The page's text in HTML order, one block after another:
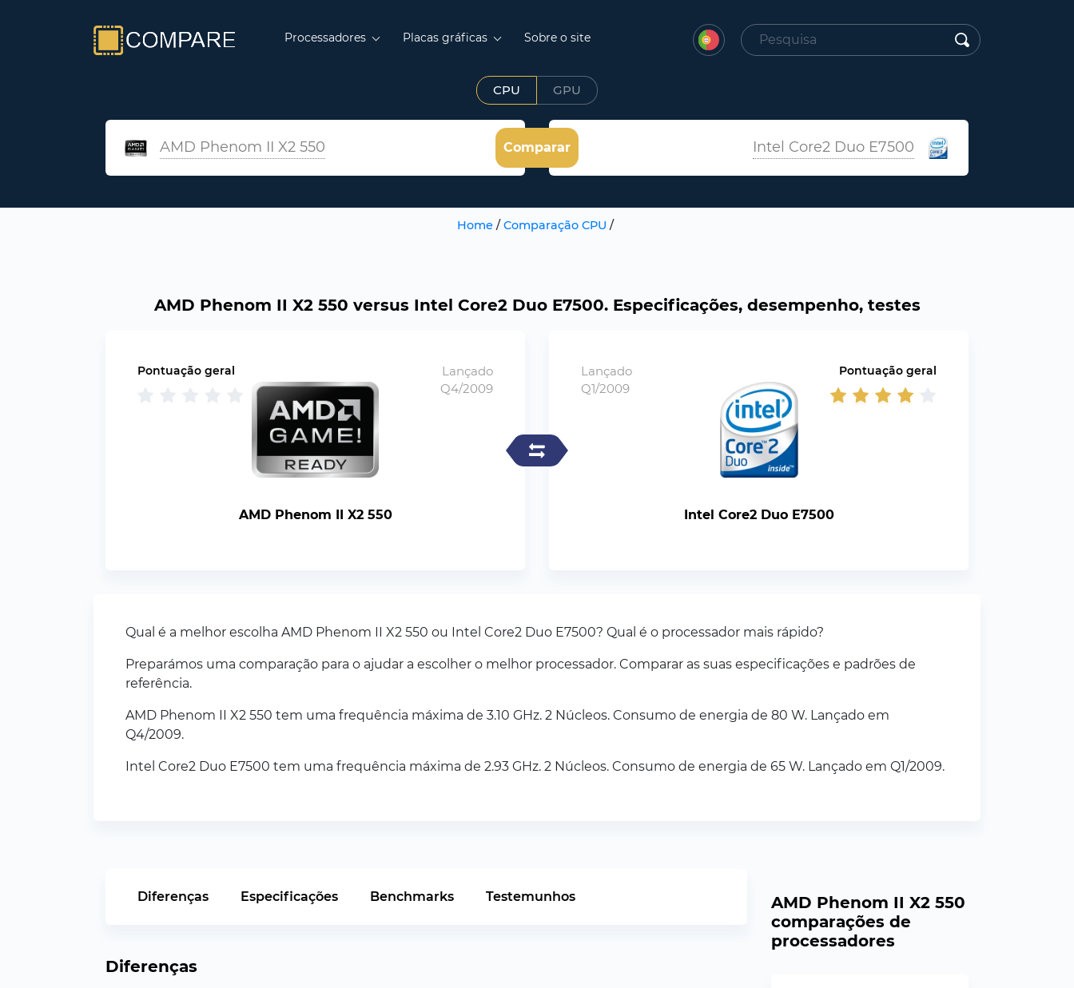
Processadores Placas gráficas Sobre o site
CPU GPU
AMD Phenom II X2 550 Intel Core2 Duo E7500
Comparar
Home / Comparação CPU /
AMD Phenom II X2 550 versus Intel Core2 Duo E7500. Especificações, desempenho, testes
Pontuação geral
Lançado
Q4/2009
AMD Phenom II X2 550
Lançado
Q1/2009
Pontuação geral
Intel Core2 Duo E7500
Qual é a melhor escolha AMD Phenom II X2 550 ou Intel Core2 Duo E7500? Qual é o processador mais rápido?
Preparámos uma comparação para o ajudar a escolher o melhor processador. Comparar as suas especificações e padrões de
referência.
AMD Phenom II X2 550 tem uma frequência máxima de 3.10 GHz. 2 Núcleos. Consumo de energia de 80 W. Lançado em
Q4/2009.
Intel Core2 Duo E7500 tem uma frequência máxima de 2.93 GHz. 2 Núcleos. Consumo de energia de 65 W. Lançado em Q1/2009.
Diferenças Especificações Benchmarks Testemunhos
Diferenças
AMD Phenom II X2 550
comparações de
processadores